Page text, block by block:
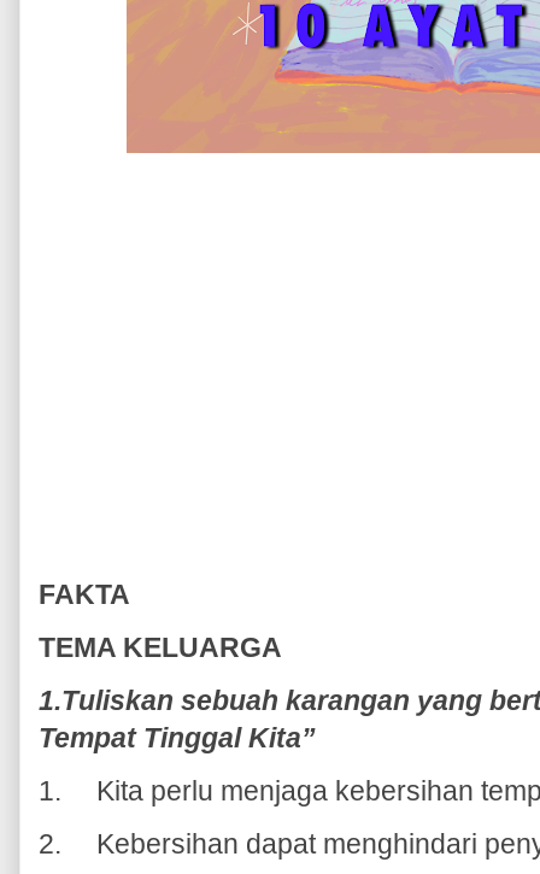
FAKTA
TEMA KELUARGA
1.Tuliskan sebuah karangan yang
Tempat Tinggal Kita”
1.
Kita perlu menjaga kebersihan
2.
Kebersihan dapat menghindari